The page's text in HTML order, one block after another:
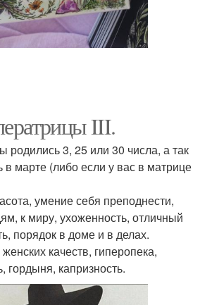
III.
родились 3, 25 или 30 числа, а так
марте (либо если у вас в матрице
умение себя преподнести,
к миру, ухоженность, отличный
порядок в доме и в делах.
качеств, гиперопека,
гордыня, капризность.